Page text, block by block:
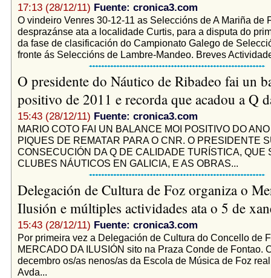
17:13 (28/12/11) Fuente: cronica3.com
O vindeiro Venres 30-12-11 as Seleccións de A Mariña de
desprazánse ata a localidade Curtis, para a disputa do
da fase de clasificación do Campionato Galego de
fronte ás Seleccións de Lambre-Mandeo. Breves
O presidente do Náutico de Ribadeo fai un
positivo de 2011 e recorda que acadou a Q
15:43 (28/12/11) Fuente: cronica3.com
MARIO COTO FAI UN BALANCE MOI POSITIVO DO
PIQUES DE REMATAR PARA O CNR. O PRESIDENTE
CONSECUCIÓN DA Q DE CALIDADE TURÍSTICA, QUE
CLUBES NÁUTICOS EN GALICIA, E AS OBRAS...
Delegación de Cultura de Foz organiza o
Ilusión e múltiples actividades ata o 5 de
15:43 (28/12/11) Fuente: cronica3.com
Por primeira vez a Delegación de Cultura do Concello de
MERCADO DA ILUSIÓN sito na Praza Conde de Fontao.
decembro os/as nenos/as da Escola de Música de Foz
Avda...